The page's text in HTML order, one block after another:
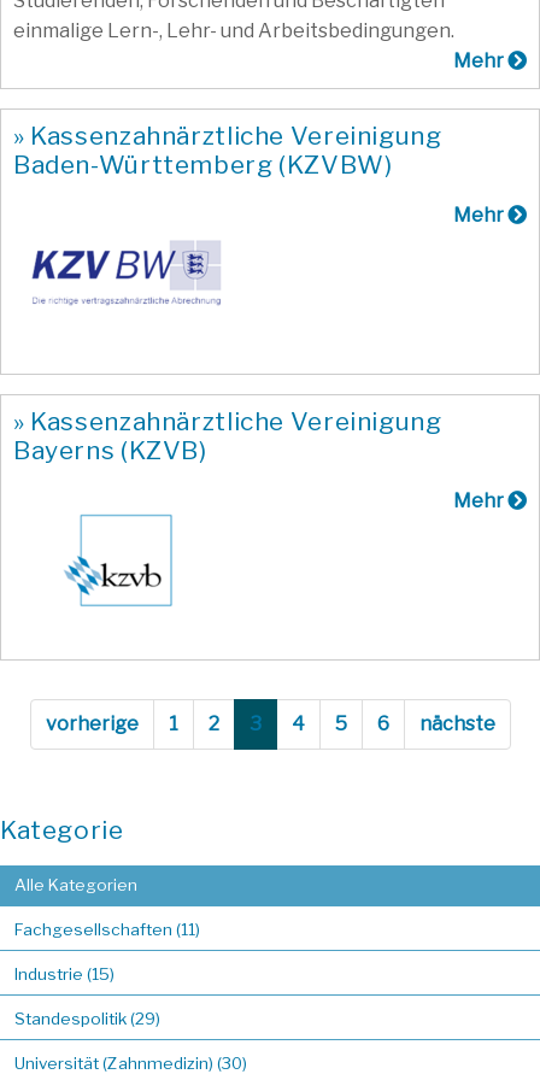
einmalige Lern-, Lehr- und Arbeitsbedingungen.
Mehr
» Kassenzahnärztliche Vereinigung
Baden-Württemberg (KZVBW)
Mehr
» Kassenzahnärztliche Vereinigung
Bayerns (KZVB)
Mehr
vorherige 1 2 3 4 5 6 nächste
Kategorie
Alle Kategorien
Fachgesellschaften (11)
Industrie (15)
Standespolitik (29)
Universität (Zahnmedizin) (30)